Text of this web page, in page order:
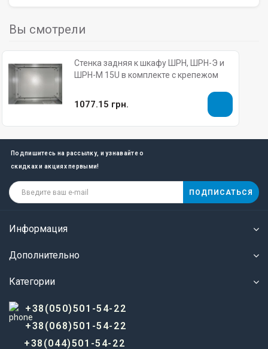
Вы смотрели
Стенка задняя к шкафу ШРН, ШРН-Э и
ШРН-М 15U в комплекте с крепежом
1077.15 грн.
Подпишитесь на рассылку, и узнавайте о
скидках и акциях первыми!
ПОДПИСАТЬСЯ
Информация
Дополнительно
Категории
+38(050)501-54-22
+38(068)501-54-22
+38(044)501-54-22